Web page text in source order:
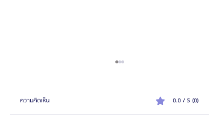
ความคิดเห็น 0.0 / 5 (0)